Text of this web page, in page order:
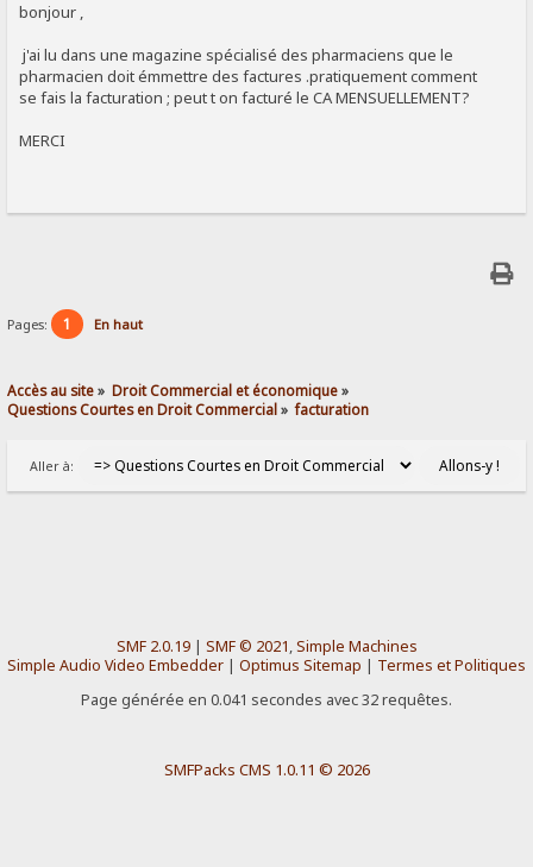
bonjour ,
j'ai lu dans une magazine spécialisé des pharmaciens que le
pharmacien doit émmettre des factures .pratiquement comment
se fais la facturation ; peut t on facturé le CA MENSUELLEMENT?
MERCI
Pages: 1 En haut
Accès au site» Droit Commercial et économique»
Questions Courtes en Droit Commercial» facturation
Aller à:
SMF 2.0.19| SMF © 2021,Simple Machines
Simple Audio Video Embedder | Optimus Sitemap | Termes et Politiques
Page générée en 0.041 secondes avec 32 requêtes.
SMFPacks CMS 1.0.11 © 2026